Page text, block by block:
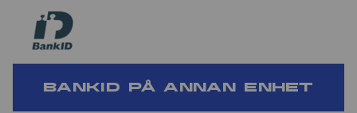
BankID på annan enhet